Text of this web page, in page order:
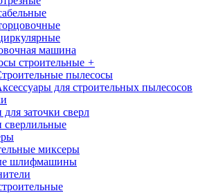
машина
строительные +
пылесосы
для строительных пылесосов
заточки сверл
сверлильные
миксеры
шлифмашины